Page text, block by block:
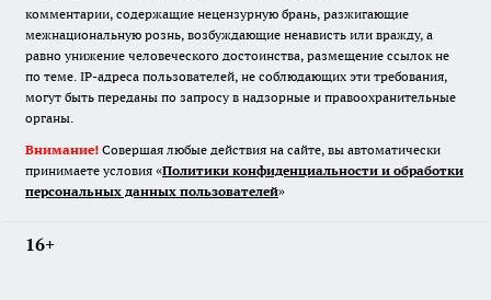
комментарии, содержащие нецензурную брань, разжигающие
межнациональную рознь, возбуждающие ненависть или вражду, а
равно унижение человеческого достоинства, размещение ссылок не
по теме. IP-адреса пользователей, не соблюдающих эти требования,
могут быть переданы по запросу в надзорные и правоохранительные
органы.
Внимание! Совершая любые действия на сайте, вы автоматически
принимаете условия «Политики конфиденциальности и обработки
персональных данных пользователей»
16+